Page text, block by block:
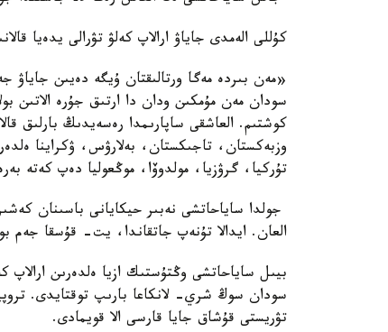
كۇللى الەمدى جاياۋ ارالاپ كەلۋ تۋرالى يدەيا
سودان مەن مۇمكىن ودان دا ارتىق جۇرە الاتىن
كوشتىم. العاشقى ساپارىمدا رەسەيدىڭ بارلىق
وزبەكستان، تاجىكستان، بەلارۋس، ۋكراينا
تۇركيا، گرۋزيا، مولدوۆا، موڭعوليا دەپ كەتە
جولدا ساياحاتشى نەبىر حيكايانى باسىنان
العان. ايدالا تۇنەپ جاتقاندا، يت- قۇسقا جەم
بيىل ساياحاتشى وڭتۇستىك ازيا ەلدەرىن
سودان سوڭ شري- لانكاعا بارىپ توقتايدى.
تۋريستى قۇشاق جايا قارسى الا قويمادى.